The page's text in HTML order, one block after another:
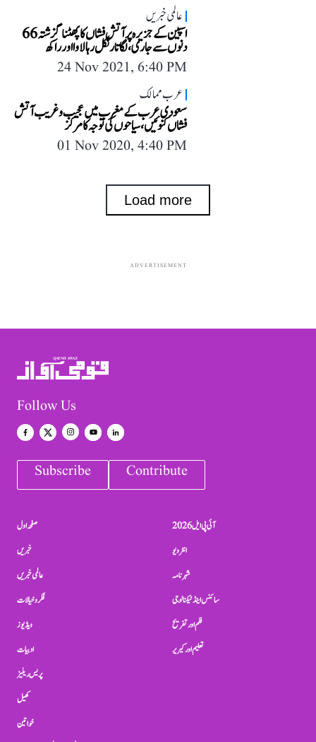
عالمی خبریں
اسپین کے جزیرہ پر آتش فشاں کا پھٹنا گزشتہ 66
دنوں سے جاری، لگاتار نکل رہا لاوا اور راکھ
24 Nov 2021, 6:40 PM
عرب ممالک
سعودی عرب کے مغرب میں عجیب و غریب آتش
فشاں کنوئیں، سیاحوں کی توجہ کا مرکز
01 Nov 2020, 4:40 PM
Load more
ADVERTISEMENT
Follow Us
Subscribe Contribute
صفحہ اول
خبریں
عالمی خبریں
فکر و خیالات
ویڈیوز
ادبیات
پریس ریلیز
کھیل
خواتین
آئی پی ایل 2026
انٹرویو
شہرنامہ
سائنس اینڈ ٹیکنالوجی
فلم اور تفریح
تعلیم اور کیریر